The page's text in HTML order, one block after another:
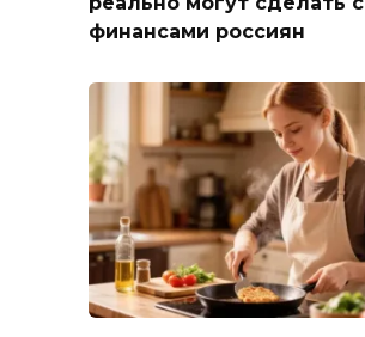
финансами россиян